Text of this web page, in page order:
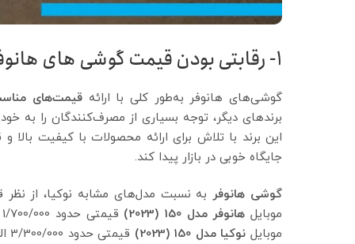
1- رقابتی بودن قیمت گوشی های هانوفر در مقابل نوکیا
گوشی‌های هانوفر به‌طور کلی با ارائه قیمت‌های
برندهای دیگر، توجه بسیاری از مصرف‌کنندگان را به
این برند با تلاش برای ارائه محصولات با کیفیت
جایگاه خوبی در بازار پیدا کند.
گوشی‌ هانوفر به نسبت مدل‌های مشابه نوکیا، از
موبایل هانوفر مدل 150 (2023)
موبایل نوکیا مدل 150 (2023)